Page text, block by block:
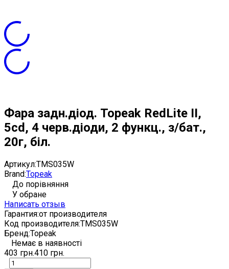
Фара задн.діод. Topeak RedLite II,
5cd, 4 черв.діоди, 2 функц., з/бат.,
20г, біл.
Артикул:TMS035W
Brand:Topeak
До порівняння
У обране
Написать отзыв
Гарантия:от производителя
Код производителя:TMS035W
Бренд:Topeak
Немає в наявності
403 грн.410 грн.